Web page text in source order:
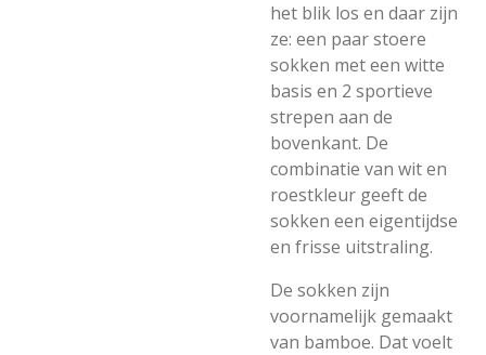
het blik los en daar zijn
ze: een paar stoere
sokken met een witte
basis en 2 sportieve
strepen aan de
bovenkant. De
combinatie van wit en
roestkleur geeft de
sokken een eigentijdse
en frisse uitstraling.
De sokken zijn
voornamelijk gemaakt
van bamboe. Dat voelt